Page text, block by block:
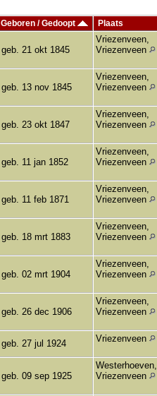
Geboren / Gedoopt Plaats
geb. 21 okt 1845
Vriezenveen,
Vriezenveen
geb. 13 nov 1845
Vriezenveen,
Vriezenveen
geb. 23 okt 1847
Vriezenveen,
Vriezenveen
geb. 11 jan 1852
Vriezenveen,
Vriezenveen
geb. 11 feb 1871
Vriezenveen,
Vriezenveen
geb. 18 mrt 1883
Vriezenveen,
Vriezenveen
geb. 02 mrt 1904
Vriezenveen,
Vriezenveen
geb. 26 dec 1906
Vriezenveen,
Vriezenveen
geb. 27 jul 1924 Vriezenveen
geb. 09 sep 1925
Westerhoeven,
Vriezenveen